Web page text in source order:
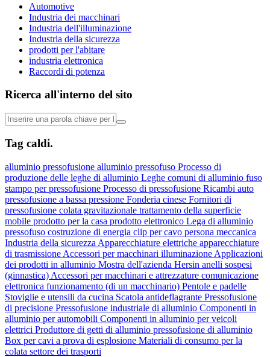
Automotive
Industria dei macchinari
Industria dell'illuminazione
Industria della sicurezza
prodotti per l'abitare
industria elettronica
Raccordi di potenza
Ricerca all'interno del sito
Tag caldi.
alluminio pressofusione alluminio pressofuso Processo di
produzione delle leghe di alluminio Leghe comuni di alluminio fuso
stampo per pressofusione Processo di pressofusione Ricambi auto
pressofusione a bassa pressione Fonderia cinese Fornitori di
pressofusione colata gravitazionale trattamento della superficie
mobile prodotto per la casa prodotto elettronico Lega di alluminio
pressofuso costruzione di energia clip per cavo persona meccanica
Industria della sicurezza Apparecchiature elettriche apparecchiature
di trasmissione Accessori per macchinari illuminazione Applicazioni
dei prodotti in alluminio Mostra dell'azienda Hersin anelli sospesi
(ginnastica) Accessori per macchinari e attrezzature comunicazione
elettronica funzionamento (di un macchinario) Pentole e padelle
Stoviglie e utensili da cucina Scatola antideflagrante Pressofusione
di precisione Pressofusione industriale di alluminio Componenti in
alluminio per automobili Componenti in alluminio per veicoli
elettrici Produttore di getti di alluminio pressofusione di alluminio
Box per cavi a prova di esplosione Materiali di consumo per la
colata settore dei trasporti